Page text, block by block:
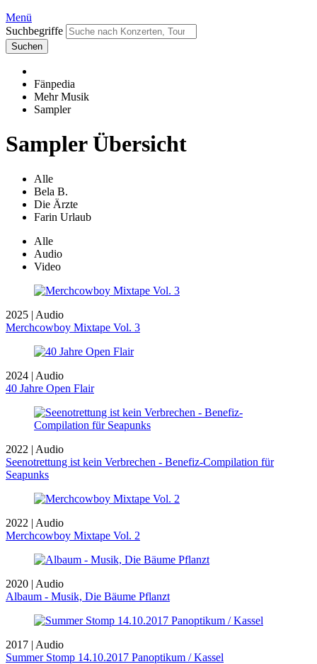
Menü
Suchbegriffe
Suchen
Fänpedia
Mehr Musik
Sampler
Sampler Übersicht
Alle
Bela B.
Die Ärzte
Farin Urlaub
Alle
Audio
Video
2025 | Audio
Merchcowboy Mixtape Vol. 3
2024 | Audio
40 Jahre Open Flair
2022 | Audio
Seenotrettung ist kein Verbrechen - Benefiz-Compilation für
Seapunks
2022 | Audio
Merchcowboy Mixtape Vol. 2
2020 | Audio
Albaum - Musik, Die Bäume Pflanzt
2017 | Audio
Summer Stomp 14.10.2017 Panoptikum / Kassel